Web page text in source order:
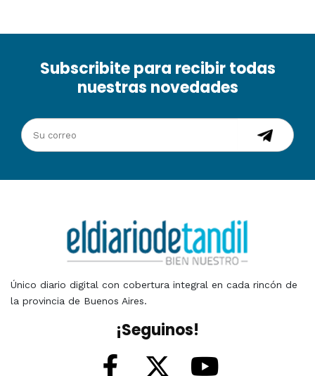
Subscribite para recibir todas
nuestras novedades
Único diario digital con cobertura integral en cada rincón de
la provincia de Buenos Aires.
¡Seguinos!